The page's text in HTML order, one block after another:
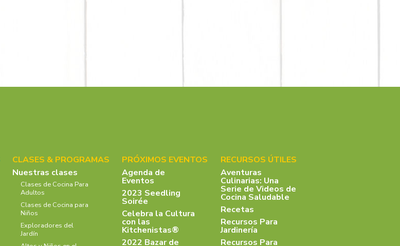
CLASES & PROGRAMAS
Nuestras clases
Clases de Cocina Para
Adultos
Clases de Cocina para
Niños
Exploradores del
Jardín
PRÓXIMOS EVENTOS
Agenda de
Eventos
2023 Seedling
Soirée
Celebra la Cultura
con las
Kitchenistas®
2022 Bazar de
RECURSOS ÚTILES
Aventuras
Culinarias: Una
Serie de Videos de
Cocina Saludable
Recetas
Recursos Para
Jardinería
Recursos Para